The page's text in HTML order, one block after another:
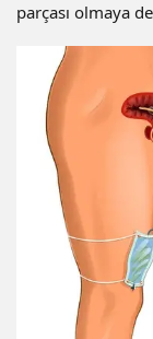
parçası olmaya